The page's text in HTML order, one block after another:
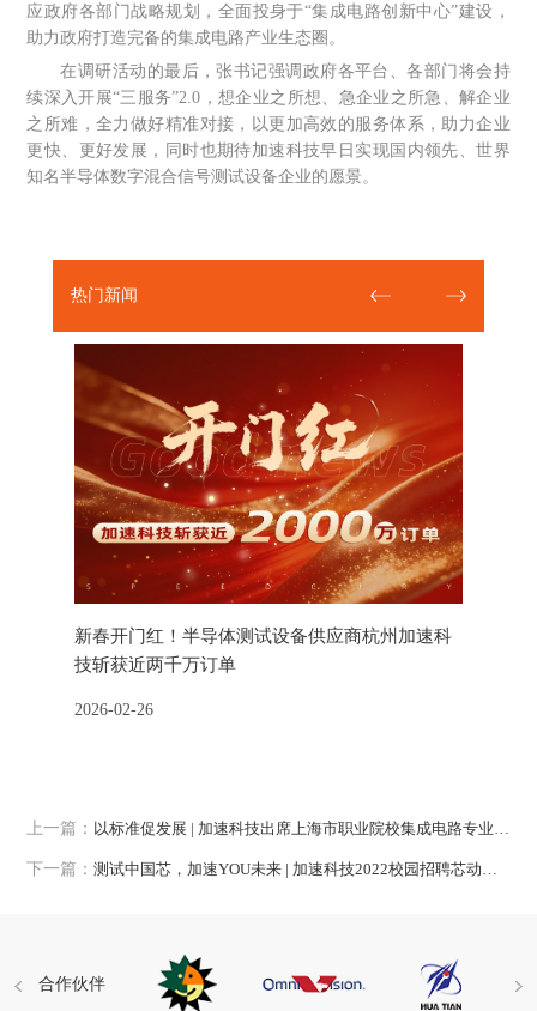
应政府各部门战略规划，全面投身于“集成电路创新中心”建设，
助力政府打造完备的集成电路产业生态圈。
在调研活动的最后，张书记强调政府各平台、各部门将会持
续深入开展“三服务”2.0，想企业之所想、急企业之所急、解企业
之所难，全力做好精准对接，以更加高效的服务体系，助力企业
更快、更好发展，同时也期待加速科技早日实现国内领先、世界
知名半导体数字混合信号测试设备企业的愿景。
热门新闻
新春开门红！半导体测试设备供应商杭州加速科
技斩获近两千万订单
2026-02-26
上一篇： 以标准促发展 | 加速科技出席上海市职业院校集成电路专业实训教学环境建设指南项目启动会
下一篇：测试中国芯，加速YOU未来 | 加速科技2022校园招聘芯动来袭
合作伙伴